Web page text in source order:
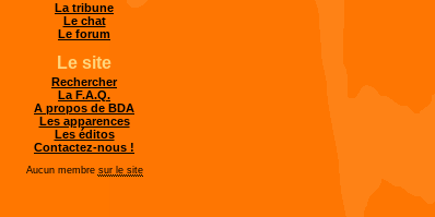
La tribune
Le chat
Le forum
Le site
Rechercher
La F.A.Q.
A propos de BDA
Les apparences
Les éditos
Contactez-nous !
Aucun membre sur le site